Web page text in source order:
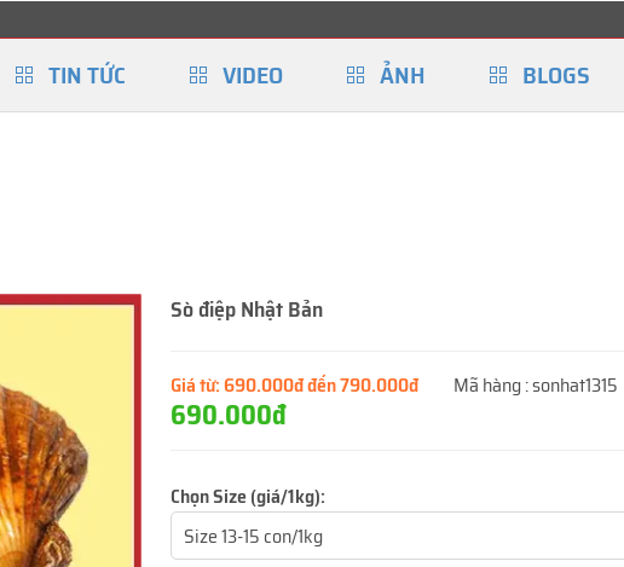
TIN TỨC VIDEO ẢNH BLOGS
Sò điệp Nhật Bản
Giá từ:690.000đ đến 790.000đ
690.000đ
Mã hàng :sonhat1315
Chọn Size (giá/1kg):